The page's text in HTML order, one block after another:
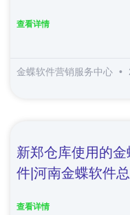
查看详情
金蝶软件营销服务中心
新郑仓库使用的
件|河南金蝶软件
查看详情